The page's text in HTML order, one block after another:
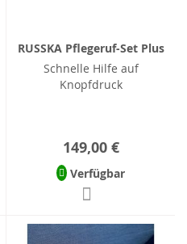
RUSSKA Pflegeruf-Set Plus
Schnelle Hilfe auf
Knopfdruck
149,00 €
Verfügbar